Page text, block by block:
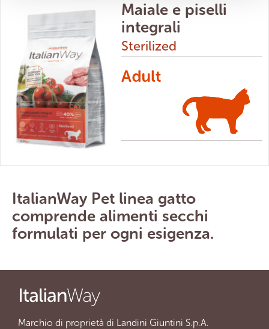
Maiale e piselli
integrali
Sterilized
ItalianWay Pet linea gatto
comprende alimenti secchi
formulati per ogni esigenza.
Marchio di proprietà di Landini Giuntini S.p.A.